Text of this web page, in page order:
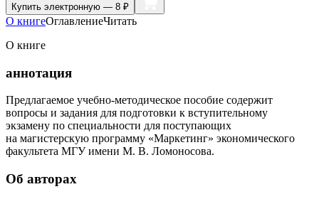
Купить электронную — 8 ₽
О книгеОглавлениеЧитать
О книге
аннотация
Предлагаемое учебно-методическое пособие содержит
вопросы и задания для подготовки к вступительному
экзамену по специальности для поступающих
на магистерскую программу «Маркетинг» экономического
факультета МГУ имени М. В. Ломоносова.
Об авторах